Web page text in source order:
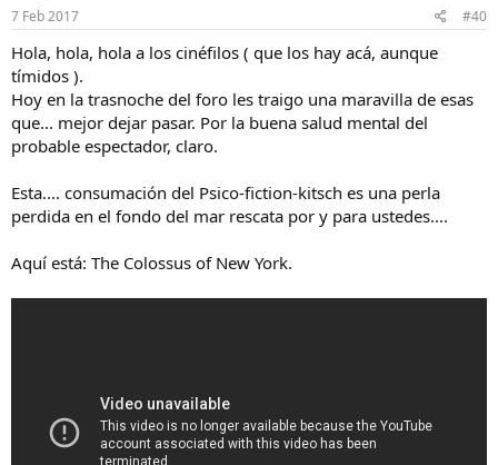
7 Feb 2017 #40
Hola, hola, hola a los cinéfilos ( que los hay acá, aunque
tímidos ).
Hoy en la trasnoche del foro les traigo una maravilla de esas
que... mejor dejar pasar. Por la buena salud mental del
probable espectador, claro.
Esta.... consumación del Psico-fiction-kitsch es una perla
perdida en el fondo del mar rescata por y para ustedes....
Aquí está: The Colossus of New York.